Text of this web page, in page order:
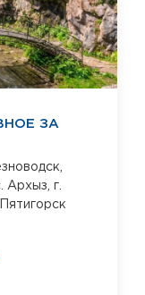
ЗА
Архыз, г.
Пятигорск